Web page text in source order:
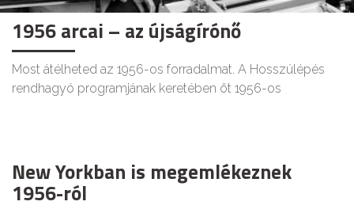
1956 arcai – az újságírónő
Most átélheted az 1956-os forradalmat. A Hosszúlépés
rendhagyó programjának keretében öt 1956-os
New Yorkban is megemlékeznek
1956-ról